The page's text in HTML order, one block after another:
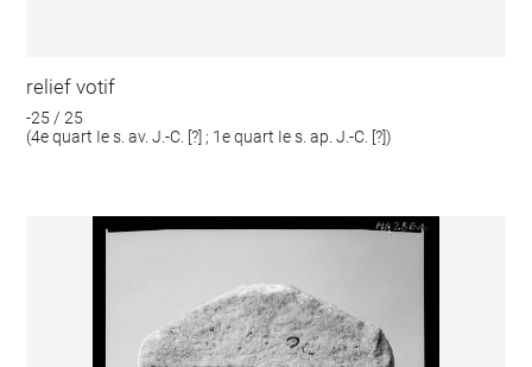
relief votif
-25 / 25
(4e quart Ie s. av. J.-C. [?] ; 1e quart Ie s. ap. J.-C. [?])